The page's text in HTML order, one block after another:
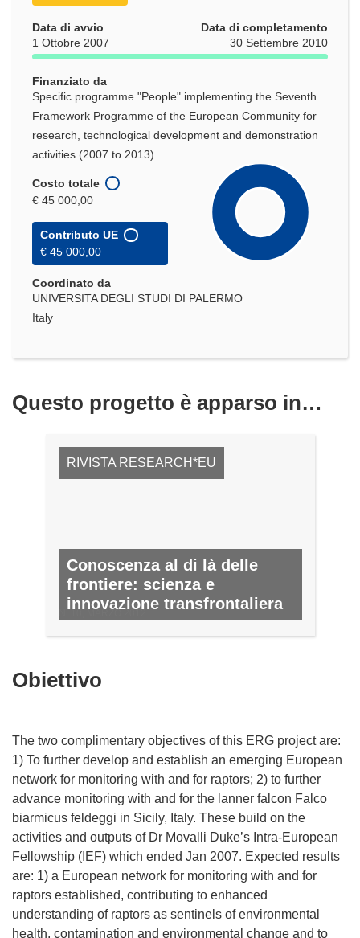
Data di avvio
1 Ottobre 2007
Data di completamento
30 Settembre 2010
Finanziato da
Specific programme "People" implementing the Seventh
Framework Programme of the European Community for
research, technological development and demonstration
activities (2007 to 2013)
Costo totale
€ 45 000,00
Contributo UE
€ 45 000,00
Coordinato da
UNIVERSITA DEGLI STUDI DI PALERMO
Italy
Questo progetto è apparso in…
RIVISTA RESEARCH*EU
Conoscenza al di là delle
frontiere: scienza e
innovazione transfrontaliera
Obiettivo
The two complimentary objectives of this ERG project are:
1) To further develop and establish an emerging European
network for monitoring with and for raptors; 2) to further
advance monitoring with and for the lanner falcon Falco
biarmicus feldeggi in Sicily, Italy. These build on the
activities and outputs of Dr Movalli Duke’s Intra-European
Fellowship (IEF) which ended Jan 2007. Expected results
are: 1) a European network for monitoring with and for
raptors established, contributing to enhanced
understanding of raptors as sentinels of environmental
health, contamination and environmental change and to